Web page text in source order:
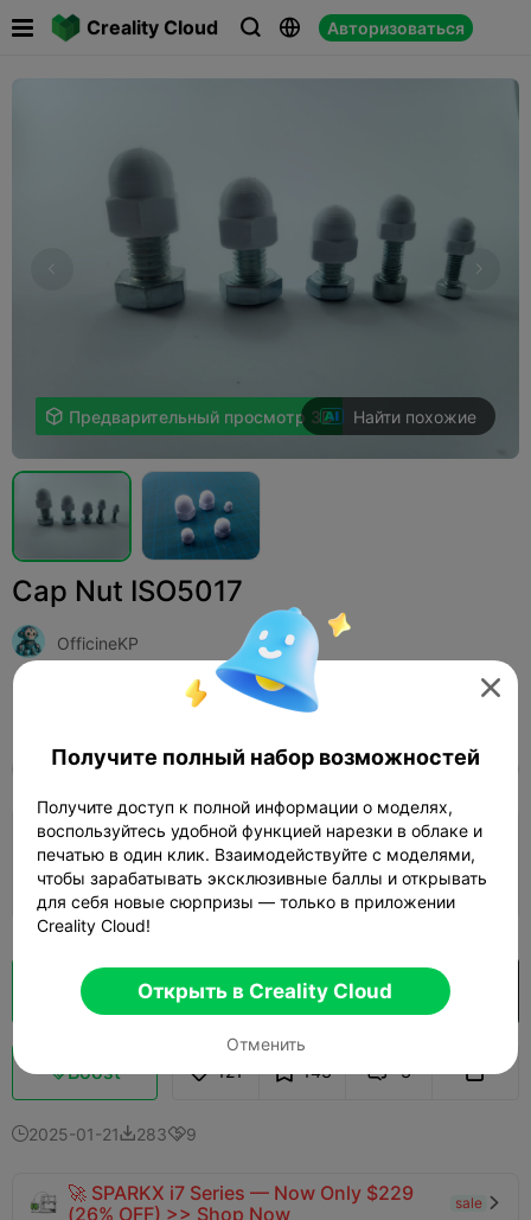
Creality Cloud   Авторизоваться
 
 Предварительный просмотр 3D Найти похожие
Cap Nut ISO5017
OfficineKP
Добавить Домашнее хозяйство
0.2mm layer, 3 walls, 15% infill
 01h 02m  1 plates  24.48g
Кусочек облака Открыть в Creality Cloud
Boost 121 143  3 
2025-01-212839
🚀 SPARKX i7 Series — Now Only $229
(26% OFF) >> Shop Now
sale 

Получите полный набор возможностей
Получите доступ к полной информации о моделях,
воспользуйтесь удобной функцией нарезки в облаке и
печатью в один клик. Взаимодействуйте с моделями,
чтобы зарабатывать эксклюзивные баллы и открывать
для себя новые сюрпризы — только в приложении
Creality Cloud!
Открыть в Creality Cloud
Отменить